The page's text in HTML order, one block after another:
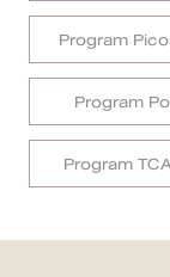
สาขา เซ็นทรั
สาขา บางนา
สาขา CDC
Program
Laser
Program
Program